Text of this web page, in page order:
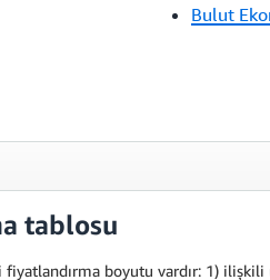
Bulut
tablosu
boyutu vardır: 1)